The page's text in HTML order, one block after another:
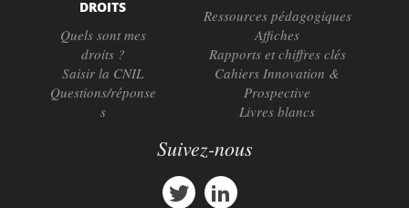
DROITS
Quels sont mes
droits ?
Saisir la CNIL
Questions/réponse
s
Ressources pédagogiques
Affiches
Rapports et chiffres clés
Cahiers Innovation &
Prospective
Livres blancs
Suivez-nous